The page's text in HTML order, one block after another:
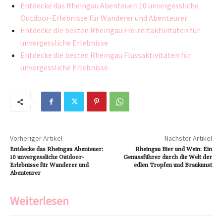
Entdecke das Rheingau Abenteuer: 10 unvergessliche
Outdoor-Erlebnisse für Wanderer und Abenteurer
Entdecke die besten Rheingau Freizeitaktivitäten für
unvergessliche Erlebnisse
Entdecke die besten Rheingau Flussaktivitäten für
unvergessliche Erlebnisse
Vorheriger Artikel
Entdecke das Rheingau Abenteuer:
10 unvergessliche Outdoor-
Erlebnisse für Wanderer und
Abenteurer
Nächster Artikel
Rheingau Bier und Wein: Ein
Genussführer durch die Welt der
edlen Tropfen und Braukunst
Weiterlesen